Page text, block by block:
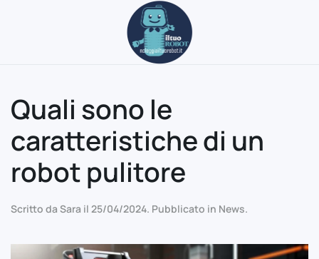
Passa al contenuto principale
Quali sono le
caratteristiche di un
robot pulitore
Scritto da Sara il 25/04/2024. Pubblicato in News.